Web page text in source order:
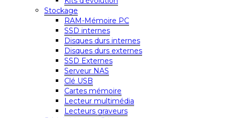
Stockage
RAM-Mémoire PC
SSD internes
Disques durs internes
Disques durs externes
SSD Externes
Serveur NAS
Clé USB
Cartes mémoire
Lecteur multimédia
Lecteurs graveurs